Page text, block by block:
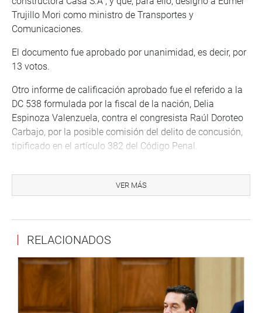
Trujillo Mori como ministro de Transportes y
Comunicaciones.
El documento fue aprobado por unanimidad, es decir, por
13 votos.
Otro informe de calificación aprobado fue el referido a la
DC 538 formulada por la fiscal de la nación, Delia
Espinoza Valenzuela, contra el congresista Raúl Doroteo
Carbajo, por la posible comisión del delito de concusión,
tipificado en el artículo 382 del Código Penal.
trabajadora del despacho del referido legislador.
esta denuncia, obtuvo 6 votos a favor, 3 contra y 3
abstenciones.
Más adelante, la parlamentaria Patricia Chirinos (RP)
presentó una reconsideración a esa votación, pero fue
IMPROCEDENTES
VER MÁS
RELACIONADOS